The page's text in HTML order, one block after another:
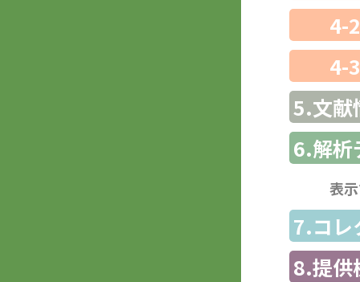
4-
4-
5.文献
6.解析
表
7.コレ
8.提供